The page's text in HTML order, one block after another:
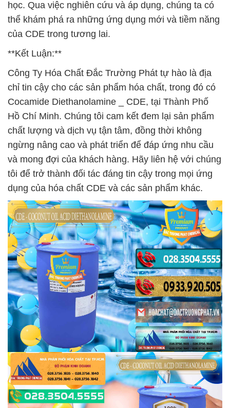
học. Qua việc nghiên cứu và áp dụng, chúng ta có
thể khám phá ra những ứng dụng mới và tiềm năng
của CDE trong tương lai.
**Kết Luận:**
Công Ty Hóa Chất Đắc Trường Phát tự hào là địa
chỉ tin cậy cho các sản phẩm hóa chất, trong đó có
Cocamide Diethanolamine _ CDE, tại Thành Phố
Hồ Chí Minh. Chúng tôi cam kết đem lại sản phẩm
chất lượng và dịch vụ tận tâm, đồng thời không
ngừng nâng cao và phát triển để đáp ứng nhu cầu
và mong đợi của khách hàng. Hãy liên hệ với chúng
tôi để trở thành đối tác đáng tin cậy trong mọi ứng
dụng của hóa chất CDE và các sản phẩm khác.